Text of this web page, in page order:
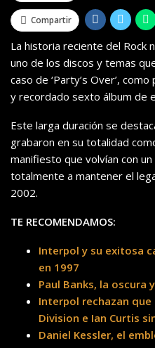
Compartir
La historia reciente del Rock
uno de los discos y temas
caso de ‘Party’s Over’,
y recordado sexto álbum de
Este larga duración se
grabaron en su totalidad
manifiesto que volvían con
totalmente a mantener el
2002.
TE RECOMENDAMOS:
Interpol y su exitosa
en 1997
Paul Banks, la oscura
Interpol rechazan
Division e Ian Curtis
Daniel Kessler, el